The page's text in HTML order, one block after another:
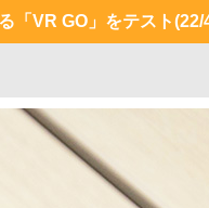
「VR GO」をテスト(22/